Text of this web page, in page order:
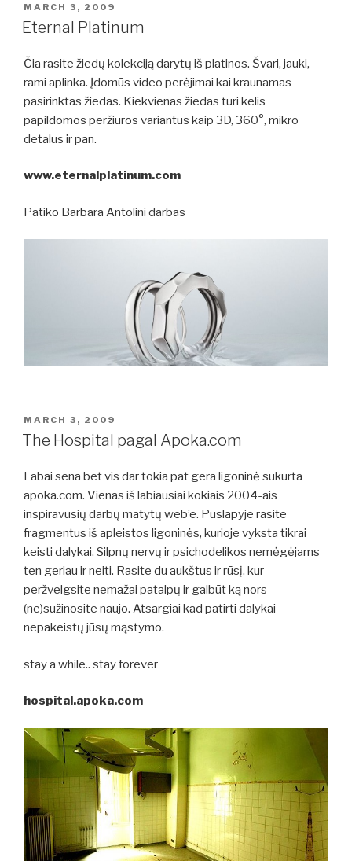
POSTED
ON
MARCH 3, 2009
Eternal Platinum
Čia rasite žiedų kolekciją darytų iš platinos. Švari, jauki,
rami aplinka. Įdomūs video perėjimai kai kraunamas
pasirinktas žiedas. Kiekvienas žiedas turi kelis
papildomos peržiūros variantus kaip 3D, 360°, mikro
detalus ir pan.
www.eternalplatinum.com
Patiko Barbara Antolini darbas
POSTED
ON
MARCH 3, 2009
The Hospital pagal Apoka.com
Labai sena bet vis dar tokia pat gera ligoninė sukurta
apoka.com. Vienas iš labiausiai kokiais 2004-ais
inspiravusių darbų matytų web’e. Puslapyje rasite
fragmentus iš apleistos ligoninės, kurioje vyksta tikrai
keisti dalykai. Silpnų nervų ir psichodelikos nemėgėjams
ten geriau ir neiti. Rasite du aukštus ir rūsį, kur
peržvelgsite nemažai patalpų ir galbūt ką nors
(ne)sužinosite naujo. Atsargiai kad patirti dalykai
nepakeistų jūsų mąstymo.
stay a while.. stay forever
hospital.apoka.com